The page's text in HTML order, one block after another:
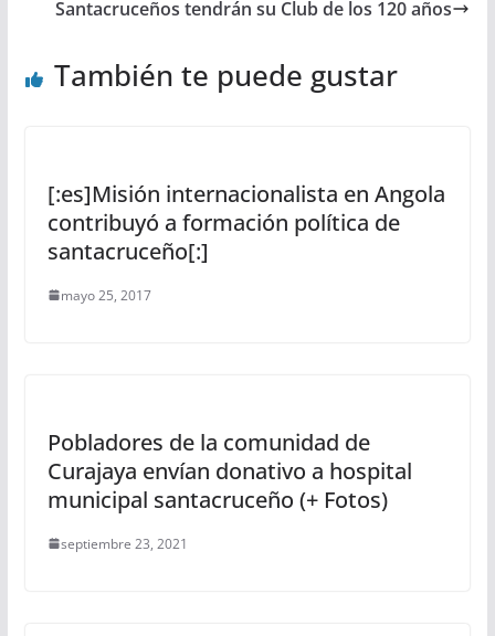
Santacruceños tendrán su Club de los 120 años
También te puede gustar
[:es]Misión internacionalista en Angola
contribuyó a formación política de
santacruceño[:]
mayo 25, 2017
Pobladores de la comunidad de
Curajaya envían donativo a hospital
municipal santacruceño (+ Fotos)
septiembre 23, 2021